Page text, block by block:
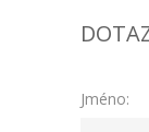
Jméno: